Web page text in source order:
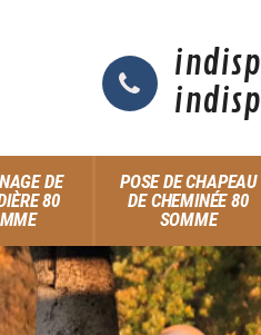
DE
80
POSE DE CHAPEAU
DE CHEMINÉE 80
SOMME